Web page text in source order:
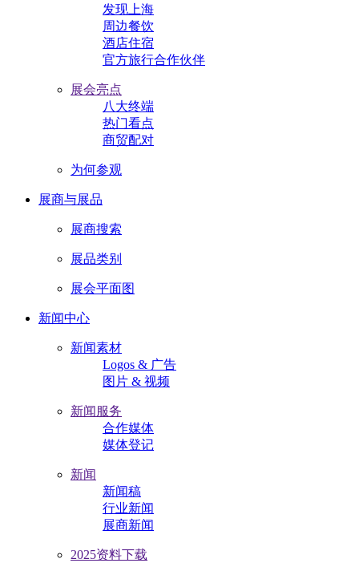
发现上海
周边餐饮
酒店住宿
官方旅行合作伙伴
展会亮点
八大终端
热门看点
商贸配对
为何参观
展商与展品
展商搜索
展品类别
展会平面图
新闻中心
新闻素材
Logos & 广告
图片 & 视频
新闻服务
合作媒体
媒体登记
新闻
新闻稿
行业新闻
展商新闻
2025资料下载